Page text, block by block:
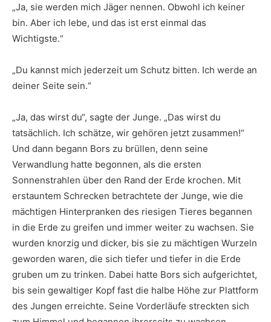
„Ja, sie werden mich Jäger nennen. Obwohl ich keiner
bin. Aber ich lebe, und das ist erst einmal das
Wichtigste.“
„Du kannst mich jederzeit um Schutz bitten. Ich werde an
deiner Seite sein.“
„Ja, das wirst du“, sagte der Junge. „Das wirst du
tatsächlich. Ich schätze, wir gehören jetzt zusammen!“
Und dann begann Bors zu brüllen, denn seine
Verwandlung hatte begonnen, als die ersten
Sonnenstrahlen über den Rand der Erde krochen. Mit
erstauntem Schrecken betrachtete der Junge, wie die
mächtigen Hinterpranken des riesigen Tieres begannen
in die Erde zu greifen und immer weiter zu wachsen. Sie
wurden knorzig und dicker, bis sie zu mächtigen Wurzeln
geworden waren, die sich tiefer und tiefer in die Erde
gruben um zu trinken. Dabei hatte Bors sich aufgerichtet,
bis sein gewaltiger Kopf fast die halbe Höhe zur Plattform
des Jungen erreichte. Seine Vorderläufe streckten sich